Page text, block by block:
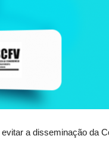
a disseminação da